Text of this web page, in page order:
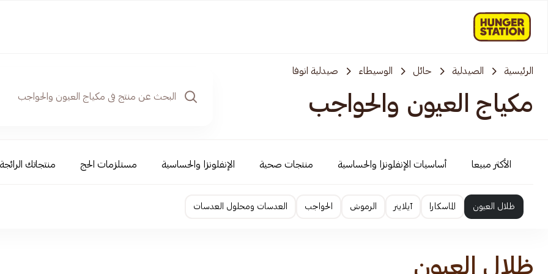
الرئيسية الصيدلية حائل الوسيطاء صيدلية انوفا
مكياج العيون والحواجب
الأكثر مبيعا أساسيات الإنفلونزا والحساسية منتجات صحية الإنفلونزا والحساسية مستلزمات الحج منتجاتك الرائجة
ظلال العيون الماسكارا آيلاينر الرموش الحواجب العدسات ومحلول العدسات
ظلال العيون